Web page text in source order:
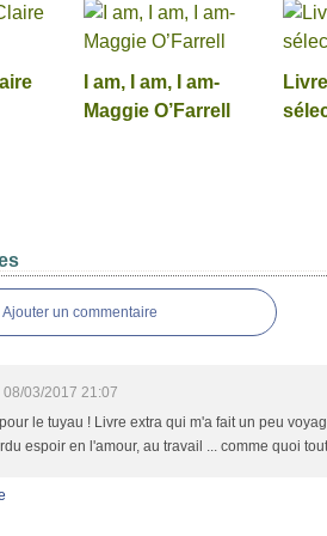
I am, I am, I am-
Maggie O’Farrell
Ajouter un commentaire
08/03/2017 21:07
le tuyau ! Livre extra qui m'a fait un peu
espoir en l'amour, au travail ... comme quoi